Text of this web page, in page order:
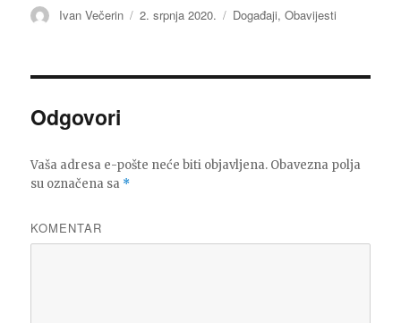
Autor
Ivan Večerin
Objavljeno
2. srpnja 2020. Kategorije
Događaji,Obavijesti
Odgovori
Vaša adresa e-pošte neće biti objavljena. Obavezna polja
su označena sa *
KOMENTAR